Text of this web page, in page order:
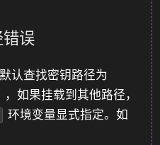
误
认查找密钥路径为
，如果挂载到其他路径，
环境变量显式指定。如